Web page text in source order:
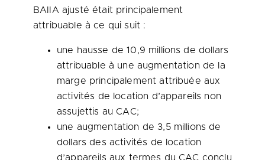
BAIIA ajusté était principalement
attribuable à ce qui suit :
une hausse de 10,9 millions de dollars
attribuable à une augmentation de la
marge principalement attribuée aux
activités de location d’appareils non
assujettis au CAC;
une augmentation de 3,5 millions de
dollars des activités de location
d’appareils aux termes du CAC conclu